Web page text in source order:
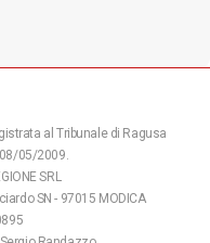
al Tribunale di Ragusa
05/2009.
SRL
SN - 97015 MODICA